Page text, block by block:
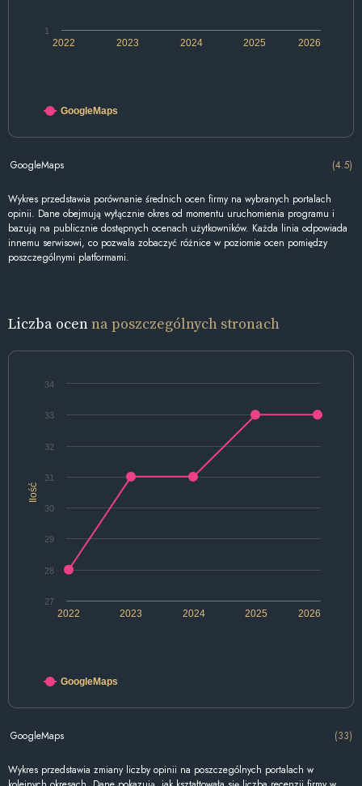
2022 2024 2026
2023 2025
1
GoogleMaps
GoogleMaps (4.5)
Wykres przedstawia porównanie średnich ocen firmy na wybranych portalach
opinii. Dane obejmują wyłącznie okres od momentu uruchomienia programu i
bazują na publicznie dostępnych ocenach użytkowników. Każda linia odpowiada
innemu serwisowi, co pozwala zobaczyć różnice w poziomie ocen pomiędzy
poszczególnymi platformami.
Liczba ocenna poszczególnych stronach
Ilość
2022 2024 2026
2023 2025
27
28
29
30
31
32
33
34
GoogleMaps
GoogleMaps (33)
Wykres przedstawia zmiany liczby opinii na poszczególnych portalach w